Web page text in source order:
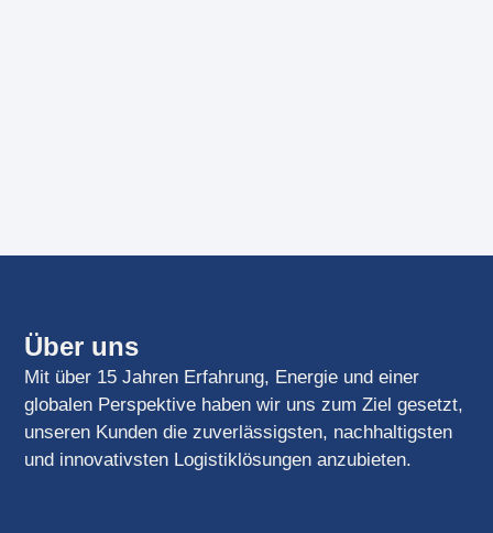
Über uns
Mit über 15 Jahren Erfahrung, Energie und einer
globalen Perspektive haben wir uns zum Ziel gesetzt,
unseren Kunden die zuverlässigsten, nachhaltigsten
und innovativsten Logistiklösungen anzubieten.